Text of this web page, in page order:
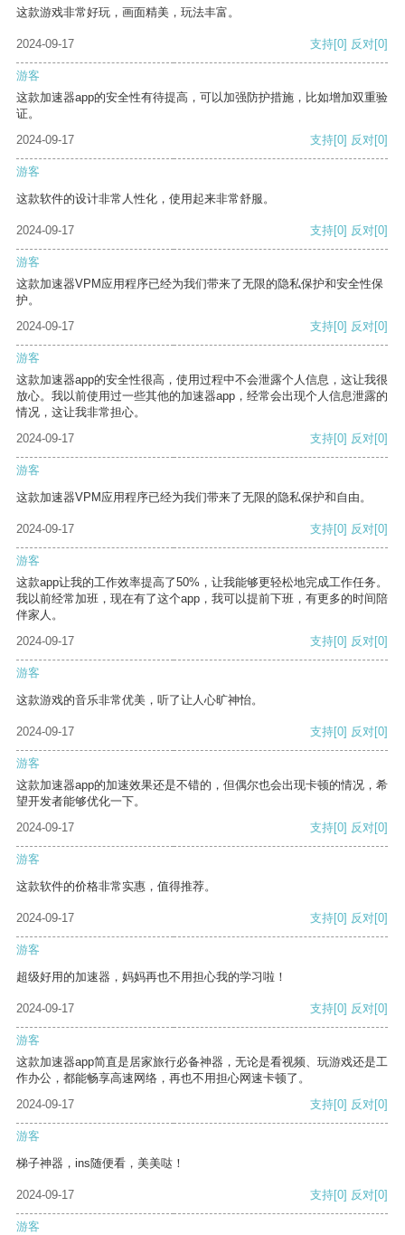
这款游戏非常好玩，画面精美，玩法丰富。
2024-09-17 支持[0] 反对[0]
游客
这款加速器app的安全性有待提高，可以加强防护措施，比如增加双重验
证。
2024-09-17
支持[0] 反对[0]
游客
这款软件的设计非常人性化，使用起来非常舒服。
2024-09-17 支持[0] 反对[0]
游客
这款加速器VPM应用程序已经为我们带来了无限的隐私保护和安全性保
护。
2024-09-17
支持[0] 反对[0]
游客
这款加速器app的安全性很高，使用过程中不会泄露个人信息，这让我很
放心。我以前使用过一些其他的加速器app，经常会出现个人信息泄露的
情况，这让我非常担心。
2024-09-17
支持[0] 反对[0]
游客
这款加速器VPM应用程序已经为我们带来了无限的隐私保护和自由。
2024-09-17 支持[0] 反对[0]
游客
这款app让我的工作效率提高了50%，让我能够更轻松地完成工作任务。
我以前经常加班，现在有了这个app，我可以提前下班，有更多的时间陪
伴家人。
2024-09-17
支持[0] 反对[0]
游客
这款游戏的音乐非常优美，听了让人心旷神怡。
2024-09-17 支持[0] 反对[0]
游客
这款加速器app的加速效果还是不错的，但偶尔也会出现卡顿的情况，希
望开发者能够优化一下。
2024-09-17
支持[0] 反对[0]
游客
这款软件的价格非常实惠，值得推荐。
2024-09-17 支持[0] 反对[0]
游客
超级好用的加速器，妈妈再也不用担心我的学习啦！
2024-09-17 支持[0] 反对[0]
游客
这款加速器app简直是居家旅行必备神器，无论是看视频、玩游戏还是工
作办公，都能畅享高速网络，再也不用担心网速卡顿了。
2024-09-17
支持[0] 反对[0]
游客
梯子神器，ins随便看，美美哒！
2024-09-17 支持[0] 反对[0]
游客